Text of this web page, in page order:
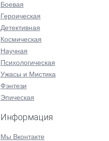
Боевая
Героическая
Детективная
Космическая
Научная
Психологическая
Ужасы и Мистика
Фэнтези
Эпическая
Информация
Мы Вконтакте